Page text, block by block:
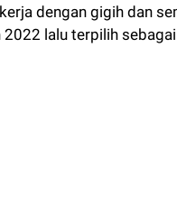
dengan gigih dan
lalu terpilih